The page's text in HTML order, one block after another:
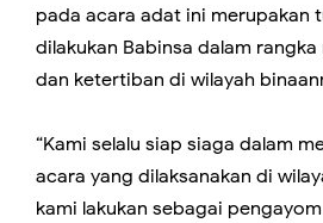
pada acara adat ini merupakan
dilakukan Babinsa dalam
dan ketertiban di wilayah
“Kami selalu siap siaga dalam
acara yang dilaksanakan di
kami lakukan sebagai